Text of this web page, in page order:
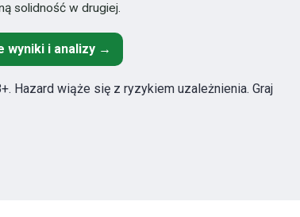
solidność w drugiej.
wyniki i analizy →
Hazard wiąże się z ryzykiem uzależnienia. Graj